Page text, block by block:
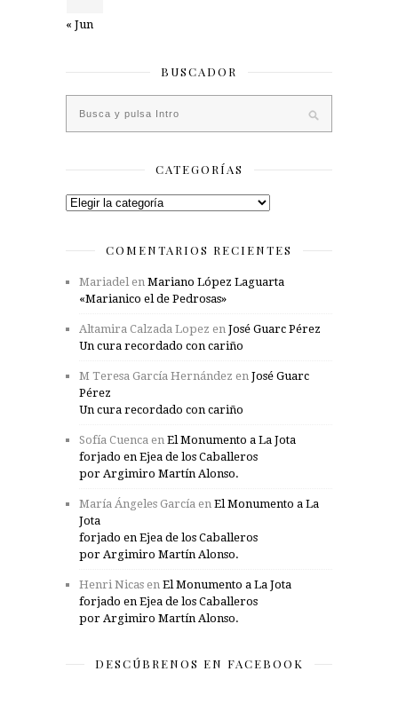
« Jun
BUSCADOR
CATEGORÍAS
Categorías
COMENTARIOS RECIENTES
Mariadelen Mariano López Laguarta
«Marianico el de Pedrosas»
Altamira Calzada Lopez en José Guarc Pérez
Un cura recordado con cariño
M Teresa García Hernández en José Guarc
Pérez
Un cura recordado con cariño
Sofía Cuenca en El Monumento a La Jota
forjado en Ejea de los Caballeros
por Argimiro Martín Alonso.
María Ángeles García en El Monumento a La
Jota
forjado en Ejea de los Caballeros
por Argimiro Martín Alonso.
Henri Nicas en El Monumento a La Jota
forjado en Ejea de los Caballeros
por Argimiro Martín Alonso.
DESCÚBRENOS EN FACEBOOK